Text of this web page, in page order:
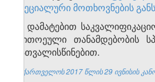
სპეციალური მოთხოვნების
3. დამატებით
თითოეული თანამდებობის
გათვალისწინებით.
საქართველოს 2017 წლის 29 ივნისის